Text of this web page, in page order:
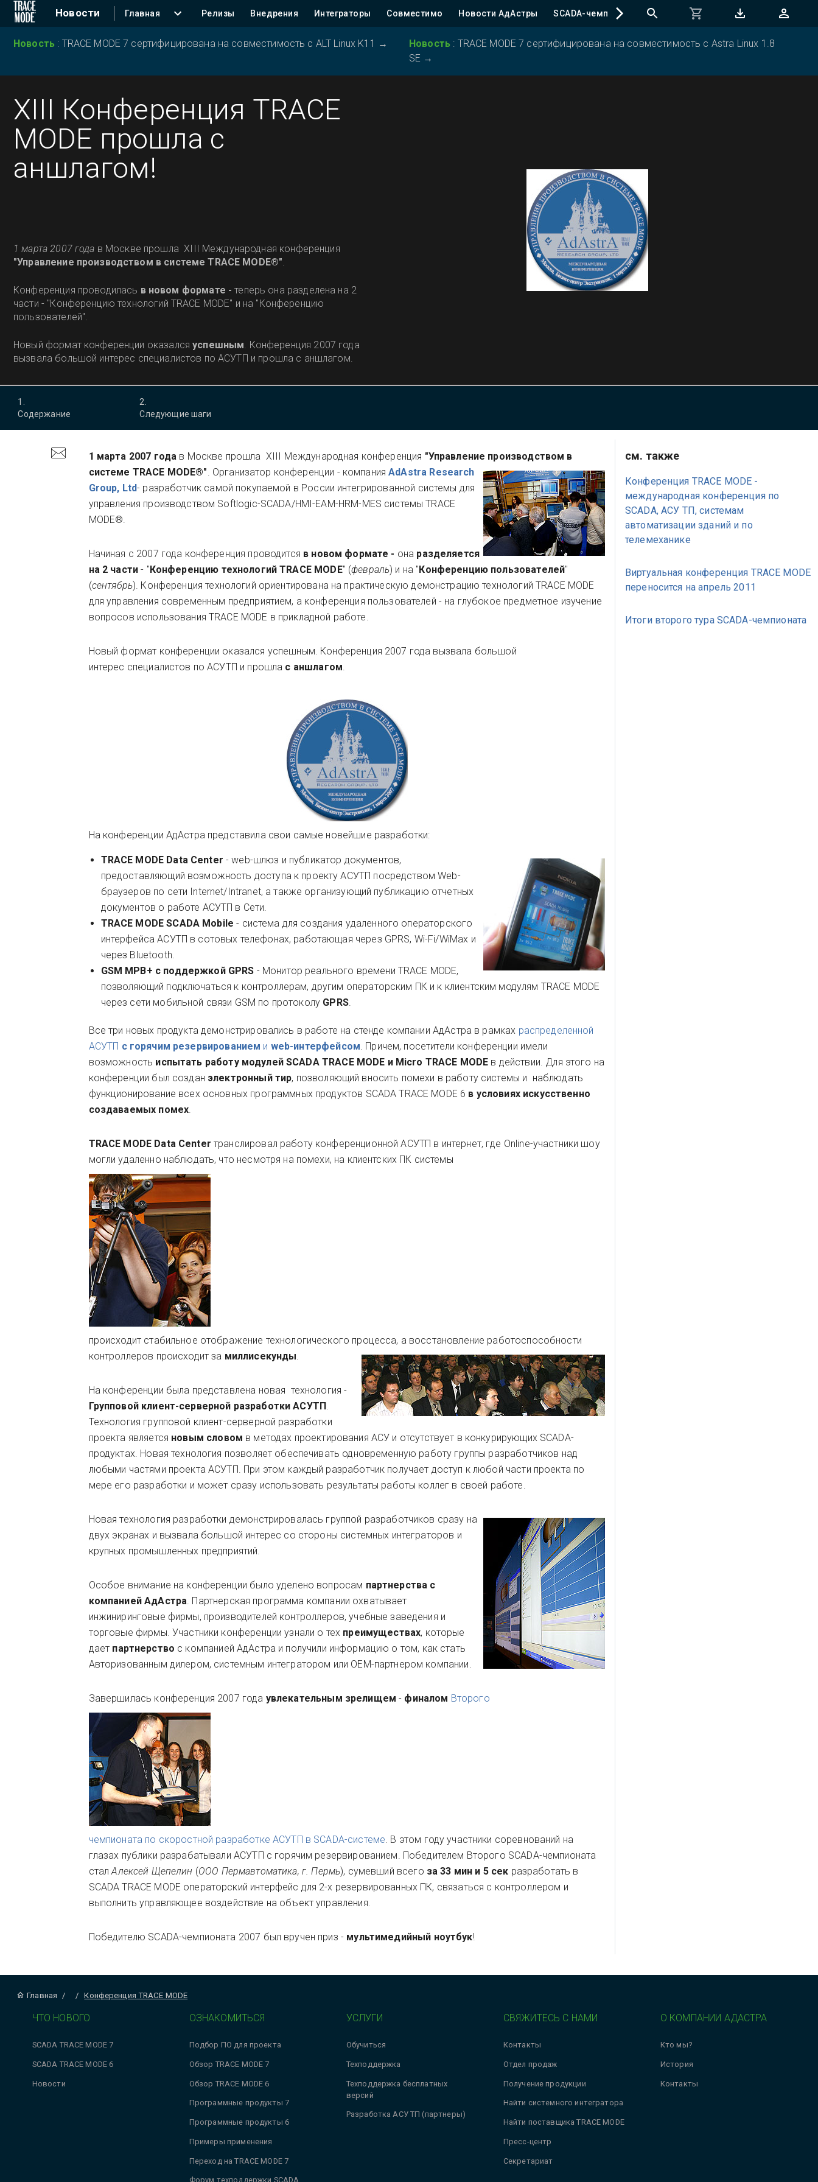
Новости Главная Релизы Внедрения Интеграторы Совместимо Новости АдАстры SCADA-чемпионат
Новость : TRACE MODE 7 сертифицирована на совместимость с ALT Linux K11 → Новость : TRACE MODE 7 сертифицирована на совместимость с Astra Linux 1.8
SE →
XIII Конференция TRACE
MODE прошла с
аншлагом!
1 марта 2007 года в Москве прошла XIII Международная конференция
"Управление производством в системе TRACE MODE®"
Конференция проводилась в новом формате -теперь она разделена на 2
части - "Конференцию технологий TRACE MODE" и на "Конференцию
пользователей".
Новый формат конференции оказалсяуспешным . Конференция 2007 года
вызвала большой интерес специалистов по АСУТП и прошла с аншлагом.
1
Содержание
2
Следующие шаги
1 марта 2007 года в Москве прошла XIII Международная конференция "Управление производством в
системе TRACE MODE®" . Организатор конференции - компанияAdAstra Research
Group, Ltd- разработчик самой покупаемой в России интегрированной системы для
управления производством Softlogic-SCADA/HMI-EAM-HRM-MES системы TRACE
MODE®.
Начиная с 2007 года конференция проводится в новом формате - она разделяется
на 2 части- "Конференцию технологий TRACE MODE" (февраль) и на "Конференцию пользователей"
(сентябрь). Конференция технологий ориентирована на практическую демонстрацию технологий TRACE MODE
для управления современным предприятием, а конференция пользователей - на глубокое предметное изучение
вопросов использования TRACE MODE в прикладной работе.
Новый формат конференции оказался успешным. Конференция 2007 года вызвала большой
интерес специалистов по АСУТП и прошла с аншлагом
На конференции АдАстра представила свои самые новейшие разработки:
TRACE MODE Data Center- web-шлюз и публикатор документов,
предоставляющий возможность доступа к проекту АСУТП посредством Web-
браузеров по сети Internet/Intranet, а также организующий публикацию отчетных
документов о работе АСУТП в Сети.
TRACE MODE SCADA Mobile- система для создания удаленного операторского
интерфейса АСУТП в сотовых телефонах, работающая через GPRS, Wi-Fi/WiMax и
через Bluetooth.
GSM МРВ+ с поддержкой GPRS - Монитор реального времени TRACE MODE,
позволяющий подключаться к контроллерам, другим операторским ПК и к клиентским модулям TRACE MODE
через сети мобильной связи GSM по протоколу GPRS.
Все три новых продукта демонстрировались в работе на стенде компании АдАстра в рамках распределенной
АСУТП с горячим резервированием и web-интерфейсом . Причем, посетители конференции имели
возможность испытать работу модулей SCADA TRACE MODE и Micro TRACE MODE в действии. Для этого на
конференции был создан электронный тир, позволяющий вносить помехи в работу системы и наблюдать
функционирование всех основных программных продуктов SCADA TRACE MODE 6 в условиях искусственно
создаваемых помех
TRACE MODE Data Centerтранслировал работу конференционной АСУТП в интернет, где Online-участники шоу
могли удаленно наблюдать, что несмотря на помехи, на клиентских ПК системы
происходит стабильное отображение технологического процесса, а восстановление работоспособности
контроллеров происходит за миллисекунды
На конференции была представлена новая технология -
Групповой клиент-серверной разработки АСУТП
Технология групповой клиент-серверной разработки
проекта является новым словом в методах проектирования АСУ и отсутствует в конкурирующих SCADA-
продуктах. Новая технология позволяет обеспечивать одновременную работу группы разработчиков над
любыми частями проекта АСУТП. При этом каждый разработчик получает доступ к любой части проекта по
мере его разработки и может сразу использовать результаты работы коллег в своей работе.
Новая технология разработки демонстрировалась группой разработчиков сразу на
двух экранах и вызвала большой интерес со стороны системных интеграторов и
крупных промышленных предприятий.
Особое внимание на конференции было уделено вопросам партнерства с
компанией АдАстра . Партнерская программа компании охватывает
инжиниринговые фирмы, производителей контроллеров, учебные заведения и
торговые фирмы. Участники конференции узнали о тех преимуществах, которые
дает партнерство с компанией АдАстра и получили информацию о том, как стать
Авторизованным дилером, системным интегратором или OEM-партнером компании.
Завершилась конференция 2007 года увлекательным зрелищем - финалом Второго
чемпионата по скоростной разработке АСУТП в SCADA-системе . В этом году участники соревнований на
глазах публики разрабатывали АСУТП с горячим резервированием. Победителем Второго SCADA-чемпионата
сталАлексей Щепелин (ООО Пермавтоматика, г. Пермь), сумевший всего за 33 мин и 5 сек разработать в
SCADA TRACE MODE операторский интерфейс для 2-х резервированных ПК, связаться с контроллером и
выполнить управляющее воздействие на объект управления.
Победителю SCADA-чемпионата 2007 был вручен приз - мультимедийный ноутбук!
см. также
Конференция TRACE MODE -
международная конференция по
SCADA, АСУ ТП, системам
автоматизации зданий и по
телемеханике
Виртуальная конференция TRACE MODE
переносится на апрель 2011
Итоги второго тура SCADA-чемпионата
Главная / / Конференция TRACE MODE
ЧТО НОВОГО
SCADA TRACE MODE 7
SCADA TRACE MODE 6
Новости
ОЗНАКОМИТЬСЯ
Подбор ПО для проекта
Обзор TRACE MODE 7
Обзор TRACE MODE 6
Программные продукты 7
Программные продукты 6
Примеры применения
Переход на TRACE MODE 7
Форум техподдержки SCADA
УСЛУГИ
Обучиться
Техподдержка
Техподдержка бесплатных
версий
Разработка АСУ ТП (партнеры)
СВЯЖИТЕСЬ С НАМИ
Контакты
Отдел продаж
Получение продукции
Найти системного интегратора
Найти поставщика TRACE MODE
Пресс-центр
Секретариат
О КОМПАНИИ АДАСТРА
Кто мы?
История
Контакты